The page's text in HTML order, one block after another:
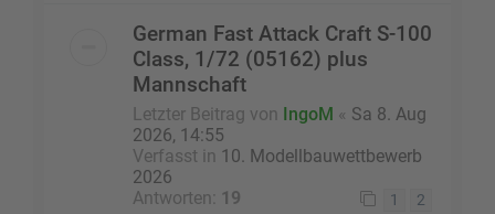
German Fast Attack Craft S-100
Class, 1/72 (05162) plus
Mannschaft
Letzter Beitrag von IngoM « Sa 8. Aug
2026, 14:55
Verfasst in 10. Modellbauwettbewerb
2026
Antworten:
19 1 2